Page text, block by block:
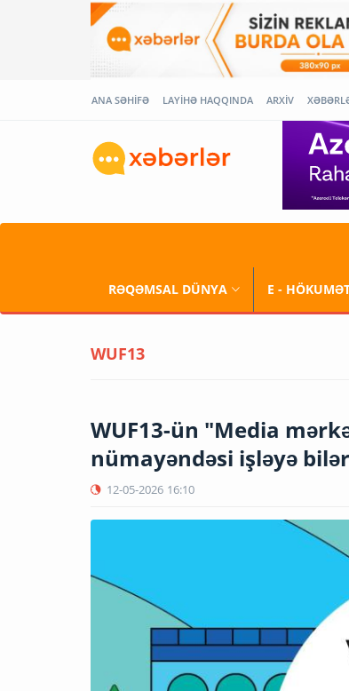
ANA SƏHİFƏ LAYİHƏ HAQQINDA ARXİV
RƏQƏMSAL DÜNYA E -
WUF13
WUF13-ün "Media
nümayəndəsi işləyə bilər
12-05-2026 16:10